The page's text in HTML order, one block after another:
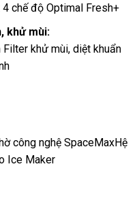
chế độ Optimal Fresh+
khử mùi:
khử mùi, diệt khuẩn
công nghệ SpaceMaxHệ
Ice Maker